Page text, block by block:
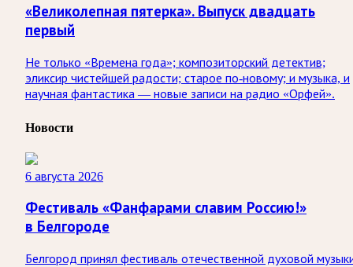
«Великолепная пятерка». Выпуск двадцать
первый
Не только «Времена года»; композиторский детектив;
эликсир чистейшей радости; старое по-новому; и музыка, и
научная фантастика — новые записи на радио «Орфей».
Новости
6 августа 2026
Фестиваль «Фанфарами славим Россию!»
в Белгороде
Белгород принял фестиваль отечественной духовой